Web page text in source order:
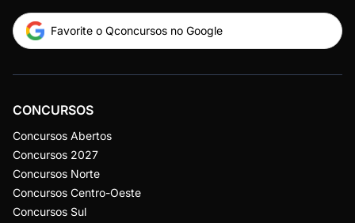
Favorite o Qconcursos no Google
CONCURSOS
Concursos Abertos
Concursos 2027
Concursos Norte
Concursos Centro-Oeste
Concursos Sul